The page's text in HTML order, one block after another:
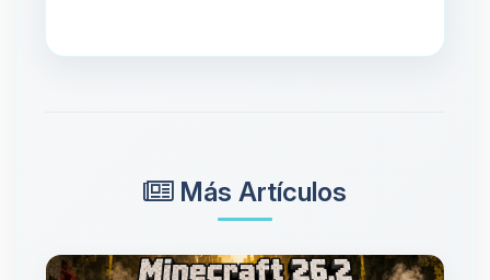
Más Artículos